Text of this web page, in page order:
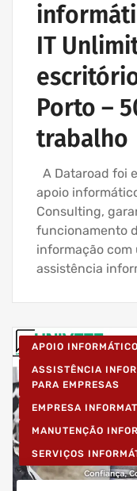
IT
Porto –
trabalho
A Dataroad foi
apoio
Consulting,
funcionamento
informação
assistência
APOIO
ASSISTÊNCIA
PARA EMPRESAS
EMPRESA
MANUTENÇÃO
SERVIÇOS